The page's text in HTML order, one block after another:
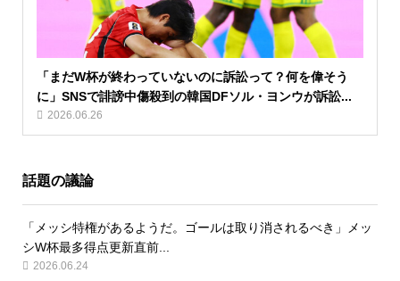
「まだW杯が終わっていないのに訴訟って？何を偉そう
に」SNSで誹謗中傷殺到の韓国DFソル・ヨンウが訴訟...
2026.06.26
話題の議論
「メッシ特権があるようだ。ゴールは取り消されるべき」メッ
シW杯最多得点更新直前...
2026.06.24